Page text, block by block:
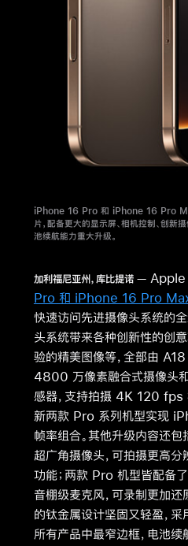
iPhone 16 Pro 和 iPhone 16 Pro
片，配备更大的显示屏、相机控制、创新
池续航能力重大升级。
加利福尼亚州，库比提诺 Apple
Pro 和 iPhone 16 Pro
快速访问先进摄像头系统的
头系统带来各种创新性的创
验的精美图像等，全部由
4800 万像素融合式摄像头
感器，支持拍摄 4K 120 fps
新两款 Pro 系列机型实现
帧率组合。其他升级内容还
超广角摄像头，可拍摄更高分
功能；两款 Pro 机型皆配备
音棚级麦克风，可录制更加还
的钛金属设计坚固又轻盈，
所有产品中最窄边框，电池续